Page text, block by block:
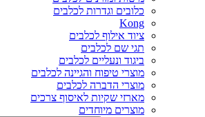
כלובים וגדרות לכלבים
Kong
ציוד אילוף לכלבים
תגי שם לכלבים
ביגוד ונעליים לכלבים
מוצרי טיפוח והגיינה לכלבים
מוצרי הדברה לכלבים
מארזי שקיות לאיסוף צרכים
מוצרים מיוחדים